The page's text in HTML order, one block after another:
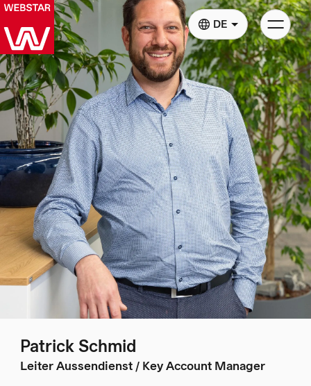
DE
anzeigen
Patrick Schmid
Leiter Aussendienst / Key Account Manager